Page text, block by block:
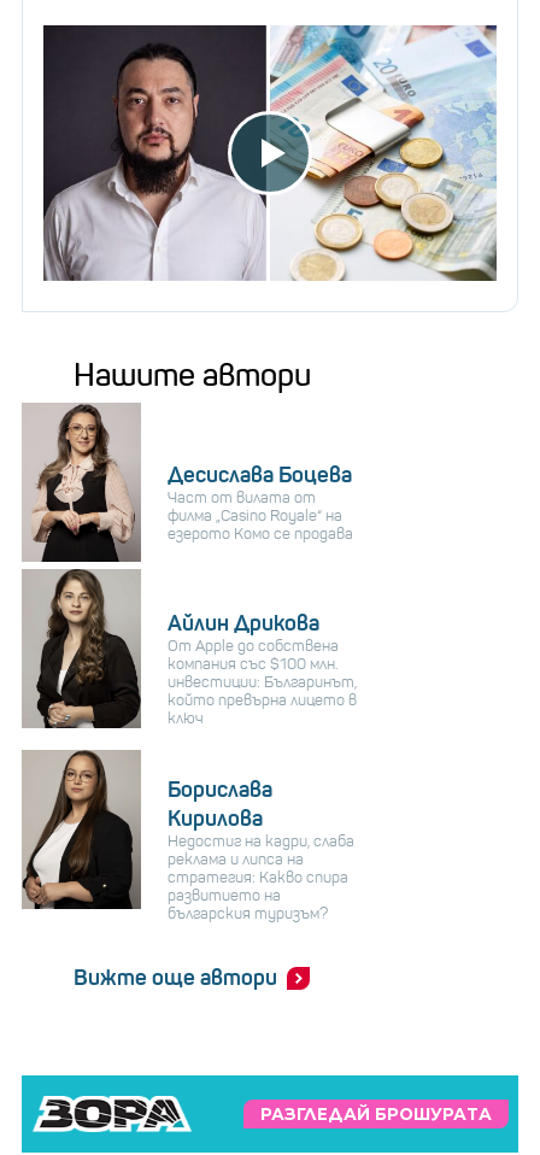
Нашите автори
Десислава Боцева
Част от вилата от
филма „Casino Royale“ на
езерото Комо се продава
Айлин Дрикова
От Apple до собствена
компания със $100 млн.
инвестиции: Българинът,
който превърна лицето в
ключ
Борислава
Кирилова
Недостиг на кадри, слаба
реклама и липса на
стратегия: Какво спира
развитието на
българския туризъм?
Вижте още автори
РАЗГЛЕДАЙ БРОШУРАТА